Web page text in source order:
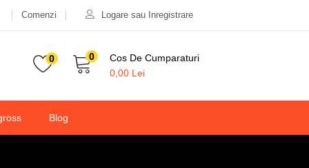
Comenzi Logare sau Inregistrare
0 0
Cos De Cumparaturi
0,00 Lei
Blog
60,00
Valabilitate:Stoc epuizat